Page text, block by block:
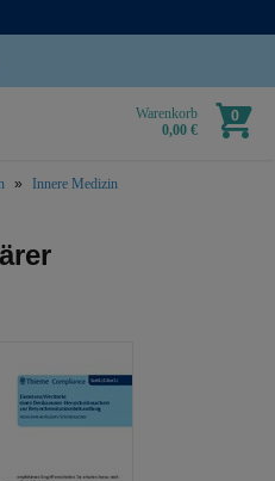
Warenkorb
0,00 €
0
Innere Medizin